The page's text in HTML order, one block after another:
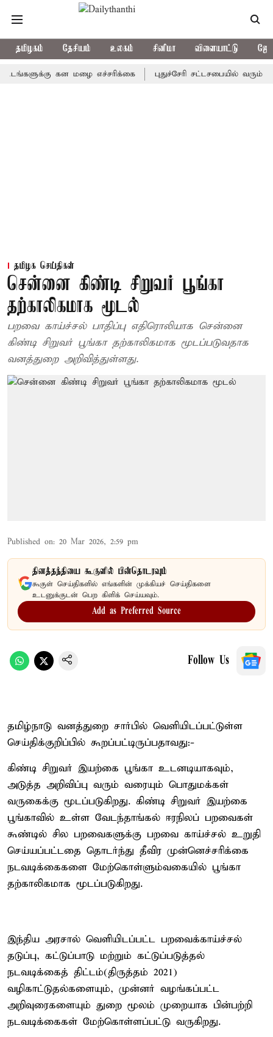
தமிழகம் தேசியம் உலகம் சினிமா விளையாட்டு
கன மழை எச்சரிக்கை புதுச்சேரி சட்டசபையில் வரும் 24ம்
தமிழக செய்திகள்
சென்னை கிண்டி சிறுவர் பூங்கா
தற்காலிகமாக மூடல்
பறவை காய்ச்சல் பாதிப்பு எதிரொலியாக சென்னை
கிண்டி சிறுவர் பூங்கா தற்காலிகமாக மூடப்படுவதாக
வனத்துறை அறிவித்துள்ளது.
Published on: 20 Mar 2026, 2:59 pm
தினத்தந்தியை கூகுளில் பின்தொடரவும்
கூகுள் செய்திகளில் எங்களின் முக்கியச் செய்திகளை
உடனுக்குடன் பெற கிளிக் செய்யவும்.
Add as Preferred Source
Follow Us
தமிழ்நாடு வனத்துறை சார்பில் வெளியிடப்பட்டுள்ள
செய்திக்குறிப்பில் கூறப்பட்டிருப்பதாவது:-
கிண்டி சிறுவர் இயற்கை பூங்கா உடனடியாகவும்,
அடுத்த அறிவிப்பு வரும் வரையும் பொதுமக்கள்
வருகைக்கு மூடப்படுகிறது. கிண்டி சிறுவர் இயற்கை
பூங்காவில் உள்ள வேடந்தாங்கல் ஈரநிலப் பறவைகள்
கூண்டில் சில பறவைகளுக்கு பறவை காய்ச்சல் உறுதி
செய்யப்பட்டதை தொடர்ந்து தீவிர முன்னெச்சரிக்கை
நடவடிக்கைகளை மேற்கொள்ளும்வகையில் பூங்கா
தற்காலிகமாக மூடப்படுகிறது.
இந்திய அரசால் வெளியிடப்பட்ட பறவைக்காய்ச்சல்
தடுப்பு, கட்டுப்பாடு மற்றும் கட்டுப்படுத்தல்
நடவடிக்கைத் திட்டம்(திருத்தம் 2021)
வழிகாட்டுதல்களையும், முன்னர் வழங்கப்பட்ட
அறிவுரைகளையும் துறை மூலம் முறையாக பின்பற்றி
நடவடிக்கைகள் மேற்கொள்ளப்பட்டு வருகிறது.